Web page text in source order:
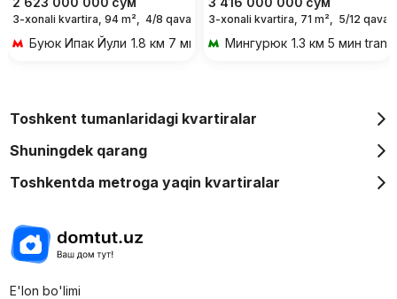
3-xonali kvartira, 94 m², 4/8 qavat
Буюк Ипак Йули 1.8 км 7 мин transportda
3-xonali kvartira, 71 m², 5/12 qavat
Мингурюк 1.3 км 5 мин
Toshkent tumanlaridagi kvartiralar
Shuningdek qarang
Toshkentda metroga yaqin kvartiralar
E'lon bo'limi